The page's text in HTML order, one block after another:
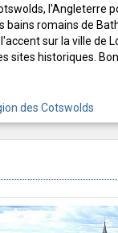
l'Angleterre
bains romains de
sur la ville de
sites historiques.
des Cotswolds